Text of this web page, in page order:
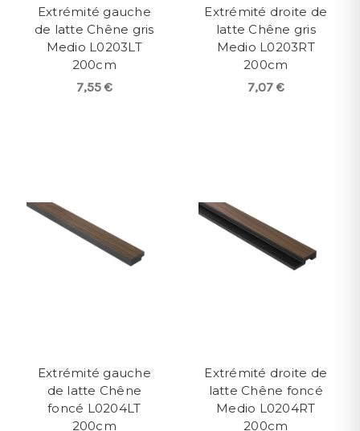
Extrémité gauche
de latte Chêne gris
Medio L0203LT
200cm
7,55 €
Extrémité droite de
latte Chêne gris
Medio L0203RT
200cm
7,07 €
Extrémité gauche
de latte Chêne
foncé L0204LT
200cm
Extrémité droite de
latte Chêne foncé
Medio L0204RT
200cm